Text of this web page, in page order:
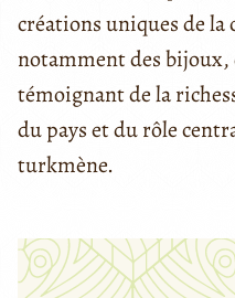
créations uniques de
notamment des bijoux,
témoignant de la
du pays et du rôle
turkmène.